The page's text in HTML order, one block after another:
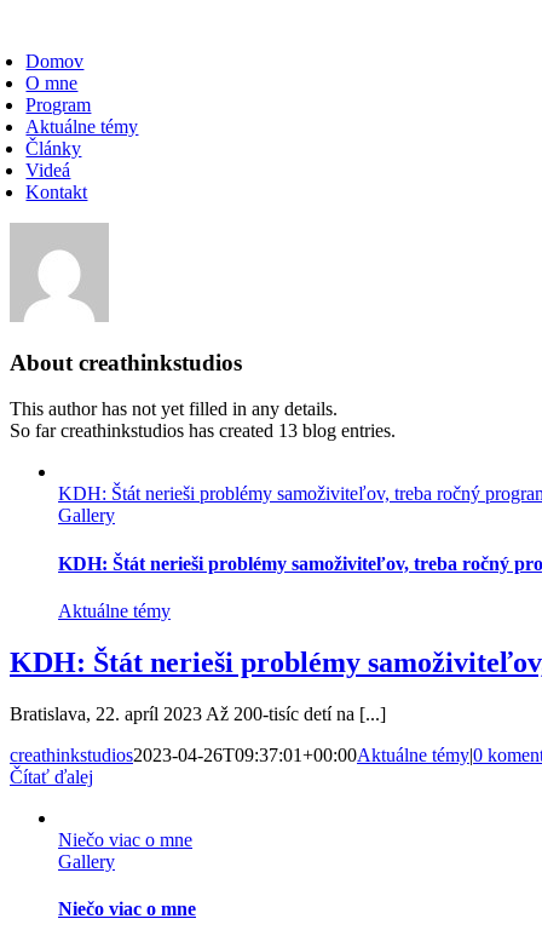
content
Domov
O mne
Program
Aktuálne témy
Články
Videá
Kontakt
About creathinkstudios
This author has not yet filled in any details.
So far creathinkstudios has created 13 blog entries.
KDH: Štát nerieši problémy samoživiteľov, treba ročný
Gallery
KDH: Štát nerieši problémy samoživiteľov, treba ročný
Aktuálne témy
KDH: Štát nerieši problémy
Bratislava, 22. apríl 2023 Až 200-tisíc detí na [...]
creathinkstudios2023-04-26T09:37:01+00:00Aktuálne témy|0
Čítať ďalej
Niečo viac o mne
Gallery
Niečo viac o mne